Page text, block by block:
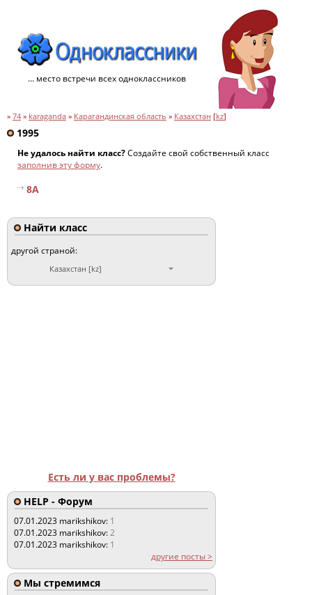
... место встречи всех одноклассников
» 74 » karaganda » Карагандинская область » Казахстан [kz]
1995
Не удалось найти класс?Создайте свой собственный класс
заполнив эту форму.
8A
Найти класс
другой страной:
Казахстан [kz]
Есть ли у вас проблемы?
HELP - Форум
07.01.2023 marikshikov: 1
07.01.2023 marikshikov:2
07.01.2023 marikshikov: 1
другие посты >
Мы стремимся